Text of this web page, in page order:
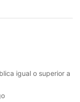
igual o superior a